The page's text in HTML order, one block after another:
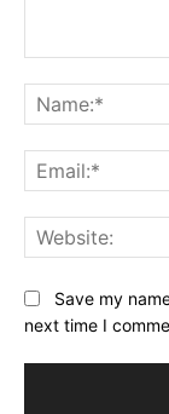
Save my
next time I